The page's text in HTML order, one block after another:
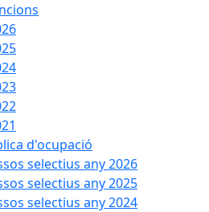
d'ocupació
selectius any 2026
selectius any 2025
selectius any 2024